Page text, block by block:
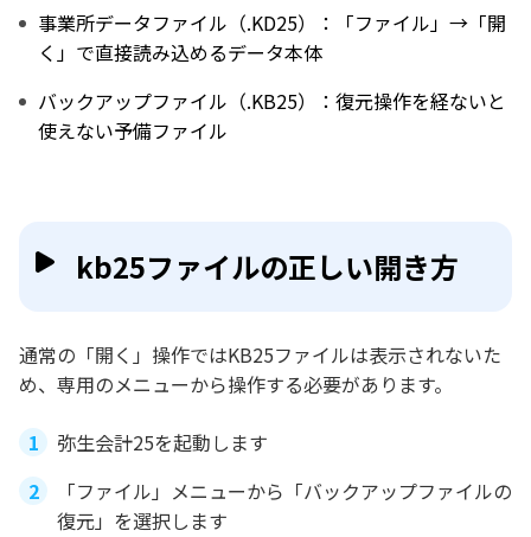
事業所データファイル（.KD25）：「ファイル」→「開
く」で直接読み込めるデータ本体
バックアップファイル（.KB25）：復元操作を経ないと
使えない予備ファイル
kb25ファイルの正しい開き方
通常の「開く」操作ではKB25ファイルは表示されないた
め、専用のメニューから操作する必要があります。
弥生会計25を起動します
「ファイル」メニューから「バックアップファイルの
復元」を選択します